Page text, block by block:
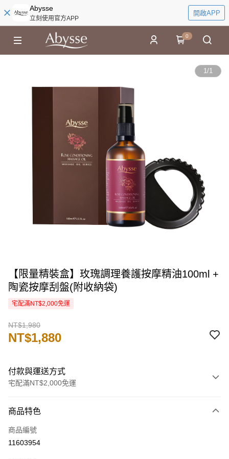
Abysse
立刻使用官方APP
開啟APP
0
1/1
【限量精裝盒】玫瑰調理養護按摩精油100ml +
陶瓷按摩刮盤(附收納袋)
宅配滿NT$2,000免運
NT$1,980
NT$1,880
付款與運送方式
宅配滿NT$2,000免運
信用卡一次付款
信用卡分期付款
商品特色
商品編號
11603954